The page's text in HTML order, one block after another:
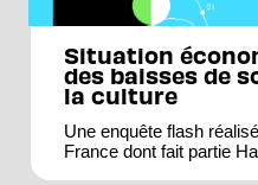
Situation
des baisses de
la culture
Une enquête flash
France dont fait partie